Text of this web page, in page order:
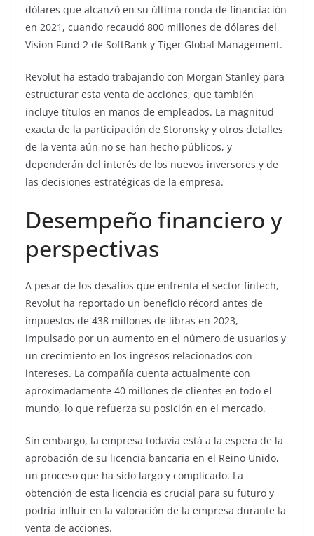
dólares que alcanzó en su última ronda de financiación
en 2021, cuando recaudó 800 millones de dólares del
Vision Fund 2 de SoftBank y Tiger Global Management.
Revolut ha estado trabajando con Morgan Stanley para
estructurar esta venta de acciones, que también
incluye títulos en manos de empleados. La magnitud
exacta de la participación de Storonsky y otros detalles
de la venta aún no se han hecho públicos, y
dependerán del interés de los nuevos inversores y de
las decisiones estratégicas de la empresa.
Desempeño financiero y
perspectivas
A pesar de los desafíos que enfrenta el sector fintech,
Revolut ha reportado un beneficio récord antes de
impuestos de 438 millones de libras en 2023,
impulsado por un aumento en el número de usuarios y
un crecimiento en los ingresos relacionados con
intereses. La compañía cuenta actualmente con
aproximadamente 40 millones de clientes en todo el
mundo, lo que refuerza su posición en el mercado.
Sin embargo, la empresa todavía está a la espera de la
aprobación de su licencia bancaria en el Reino Unido,
un proceso que ha sido largo y complicado. La
obtención de esta licencia es crucial para su futuro y
podría influir en la valoración de la empresa durante la
venta de acciones.